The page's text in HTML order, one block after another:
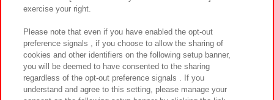
お取引先さまとともに
カスタマーハラスメント対応方針 よくあるご質問・お問い合わせ
exercise your right.
Please note that even if you have enabled the opt-out
preference signals , if you choose to allow the sharing of
cookies and other identifiers on the following setup banner,
you will be deemed to have consented to the sharing
regardless of the opt-out preference signals . If you
understand and agree to this setting, please manage your